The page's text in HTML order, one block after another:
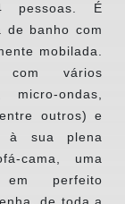
pessoas. É
de banho com
mobilada.
vários
ondas,
outros) e
à sua plena
cama, uma
em perfeito